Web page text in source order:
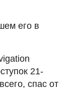
его в
21-
спас от